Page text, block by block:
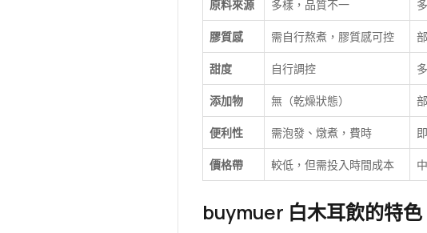
原料來源 多樣，品質不一
膠質感 需自行熬煮，膠質感可控
甜度 自行調控
添加物 無（乾燥狀態）
便利性 需泡發、燉煮，費時
價格帶 較低，但需投入時間成本
buymuer 白木耳飲的特色